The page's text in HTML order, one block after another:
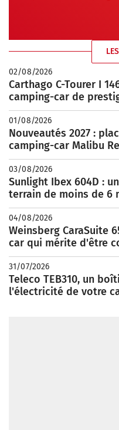
02/08/2026
Carthago C-Tourer I
camping-car de
01/08/2026
Nouveautés 2027 :
camping-car Malibu
03/08/2026
Sunlight Ibex 604D :
terrain de moins de 6
04/08/2026
Weinsberg CaraSuite
car qui mérite d'être
31/07/2026
Teleco TEB310, un
l'électricité de votre